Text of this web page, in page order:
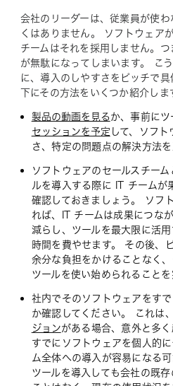
会社のリーダーは、従業員が使
くはありません。 ソフトウェア
チームはそれを採用しません。
が無駄になってしまいます。 こ
に、導入のしやすさをピッチで
下にその方法をいくつか紹介しま
製品の動画を見る か、事前にツ
セッションを予定 して、ソフ
さ、特定の問題点の解決方法
ソフトウェアのセールスチー
ルを導入する際に IT チームが
確認しておきましょう。 ソフ
れば、IT チームは成果につな
減らし、ツールを最大限に活
時間を費やせます。 その後、
余分な負担をかけることなく
ツールを使い始められること
社内でそのソフトウェアをす
か確認してください。 これは
ジョンがある場合、意外と多
すでにソフトウェアを個人的
ム全体への導入が容易になる
ツールを導入しても会社の既